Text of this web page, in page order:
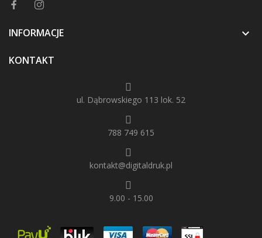
INFORMACJE 
KONTAKT
ul. Dąbrowskiego 113 lok. 52
788 749 615
kontakt@digitaldruk.pl
9.00 - 15.00